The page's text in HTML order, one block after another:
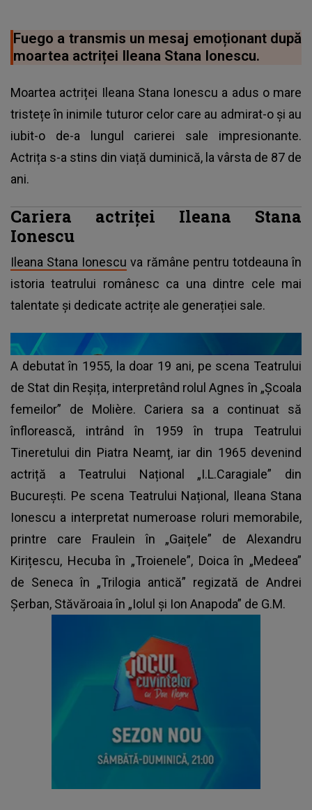
Fuego a transmis un mesaj emoționant după
moartea actriței Ileana Stana Ionescu.
Moartea actriței Ileana Stana Ionescu a adus o mare
tristețe în inimile tuturor celor care au admirat-o și au
iubit-o de-a lungul carierei sale impresionante.
Actrița s-a stins din viață duminică, la vârsta de 87 de
ani.
Cariera actriței Ileana Stana
Ionescu
Ileana Stana Ionescu va rămâne pentru totdeauna în
istoria teatrului românesc ca una dintre cele mai
talentate și dedicate actrițe ale generației sale.
A debutat în 1955, la doar 19 ani, pe scena Teatrului
de Stat din Reșița, interpretând rolul Agnes în „Școala
femeilor” de Molière. Cariera sa a continuat să
înflorească, intrând în 1959 în trupa Teatrului
Tineretului din Piatra Neamț, iar din 1965 devenind
actriță a Teatrului Național „I.L.Caragiale” din
București. Pe scena Teatrului Național, Ileana Stana
Ionescu a interpretat numeroase roluri memorabile,
printre care Fraulein în „Gaițele” de Alexandru
Kirițescu, Hecuba în „Troienele”, Doica în „Medeea”
de Seneca în „Trilogia antică” regizată de Andrei
Șerban, Stăvăroaia în „Iolul și Ion Anapoda” de G.M.